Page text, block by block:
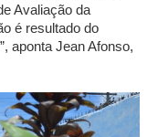
Avaliação da
é resultado do
aponta Jean Afonso,